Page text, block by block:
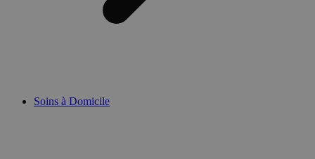
Soins à Domicile